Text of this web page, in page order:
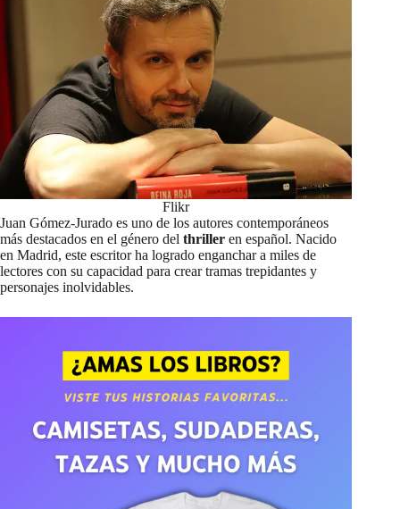
Flikr
Juan Gómez-Jurado es uno de los autores contemporáneos
más destacados en el género del thriller en español. Nacido
en Madrid, este escritor ha logrado enganchar a miles de
lectores con su capacidad para crear tramas trepidantes y
personajes inolvidables.